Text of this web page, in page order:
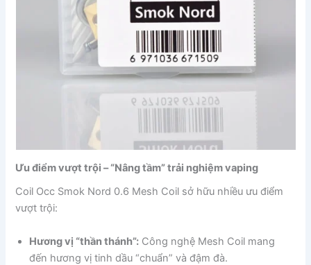
Ưu điểm vượt trội – “Nâng tầm” trải nghiệm vaping
Coil Occ Smok Nord 0.6 Mesh Coil sở hữu nhiều ưu điểm
vượt trội:
Hương vị “thần thánh”: Công nghệ Mesh Coil mang
đến hương vị tinh dầu “chuẩn” và đậm đà.